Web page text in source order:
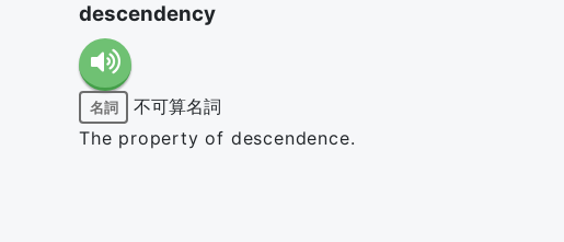
descendency
名詞
不可算名詞
The property of descendence.